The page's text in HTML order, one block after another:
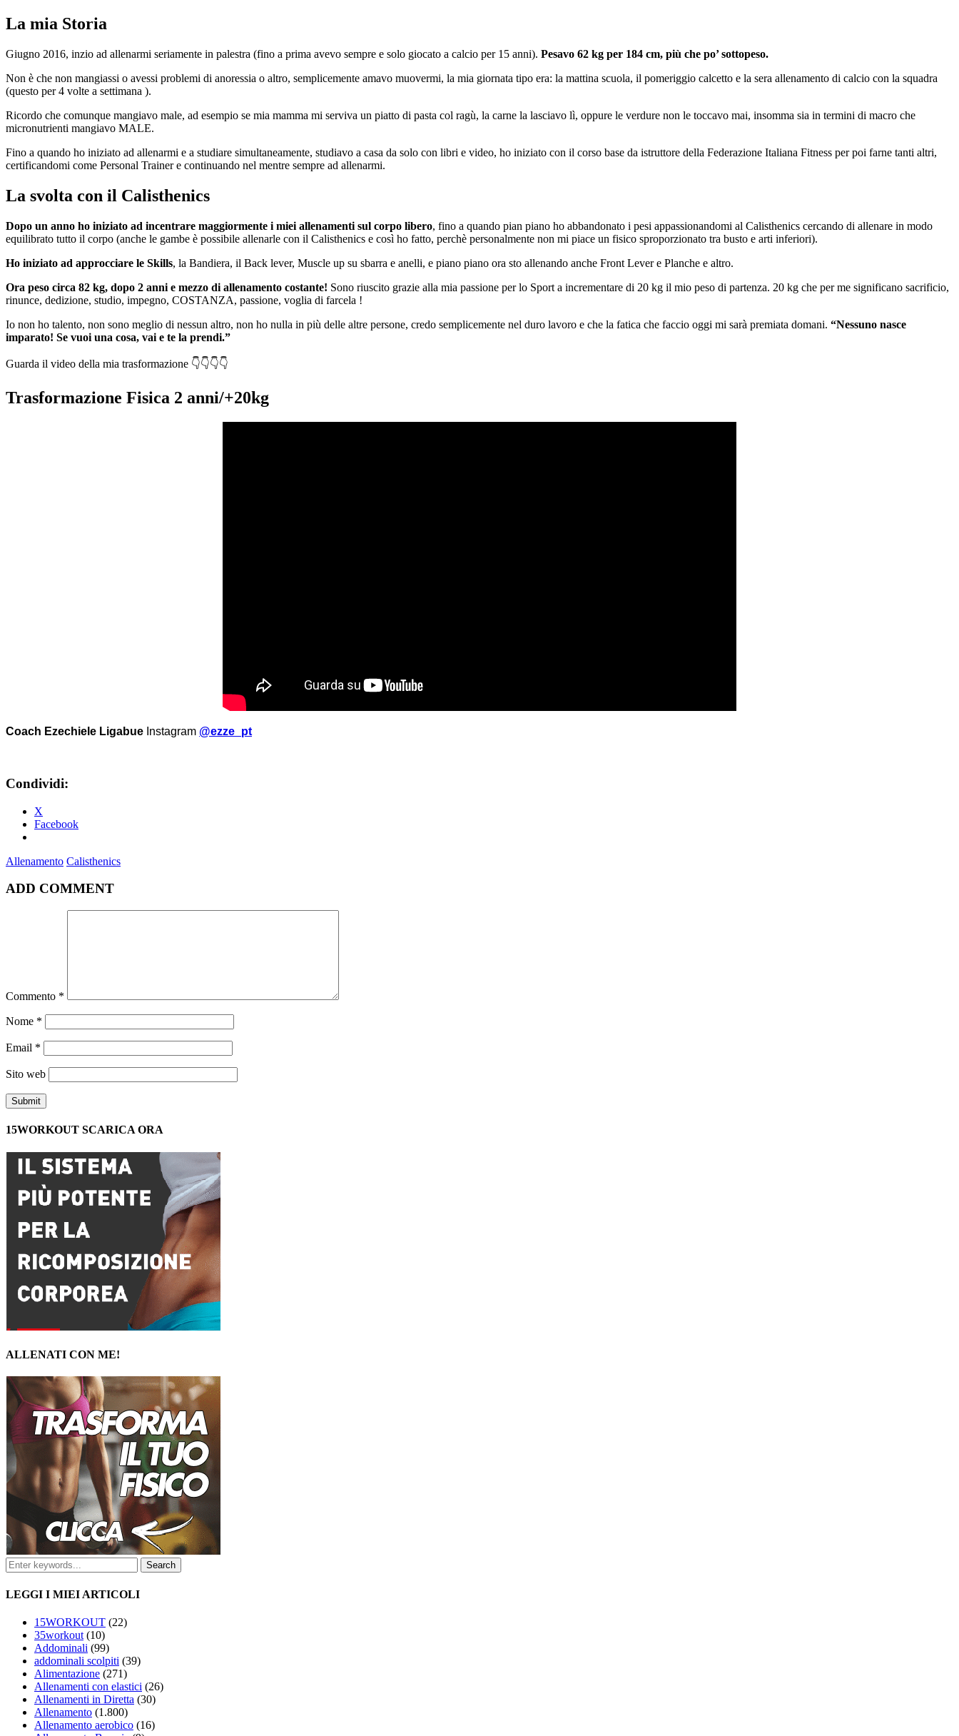
La mia Storia
Giugno 2016, inzio ad allenarmi seriamente in palestra (fino a prima avevo sempre e solo giocato a calcio per 15 anni). Pesavo 62 kg per 184 cm, più che po’ sottopeso.
Non è che non mangiassi o avessi problemi di anoressia o altro, semplicemente amavo muovermi, la mia giornata tipo era: la mattina scuola, il pomeriggio calcetto e la sera allenamento di calcio con la squadra
(questo per 4 volte a settimana ).
Ricordo che comunque mangiavo male, ad esempio se mia mamma mi serviva un piatto di pasta col ragù, la carne la lasciavo lì, oppure le verdure non le toccavo mai, insomma sia in termini di macro che
micronutrienti mangiavo MALE.
Fino a quando ho iniziato ad allenarmi e a studiare simultaneamente, studiavo a casa da solo con libri e video, ho iniziato con il corso base da istruttore della Federazione Italiana Fitness per poi farne tanti altri,
certificandomi come Personal Trainer e continuando nel mentre sempre ad allenarmi.
La svolta con il Calisthenics
Dopo un anno ho iniziato ad incentrare maggiormente i miei allenamenti sul corpo libero, fino a quando pian piano ho abbandonato i pesi appassionandomi al Calisthenics cercando di allenare in modo
equilibrato tutto il corpo (anche le gambe è possibile allenarle con il Calisthenics e così ho fatto, perchè personalmente non mi piace un fisico sproporzionato tra busto e arti inferiori).
Ho iniziato ad approcciare le Skills, la Bandiera, il Back lever, Muscle up su sbarra e anelli, e piano piano ora sto allenando anche Front Lever e Planche e altro.
Ora peso circa 82 kg, dopo 2 anni e mezzo di allenamento costante! Sono riuscito grazie alla mia passione per lo Sport a incrementare di 20 kg il mio peso di partenza. 20 kg che per me significano sacrificio,
rinunce, dedizione, studio, impegno, COSTANZA, passione, voglia di farcela !
Io non ho talento, non sono meglio di nessun altro, non ho nulla in più delle altre persone, credo semplicemente nel duro lavoro e che la fatica che faccio oggi mi sarà premiata domani. “Nessuno nasce
imparato! Se vuoi una cosa, vai e te la prendi.”
Guarda il video della mia trasformazione 👇👇👇👇
Trasformazione Fisica 2 anni/+20kg
Coach Ezechiele Ligabue Instagram @ezze_pt
Condividi:
X
Facebook
Allenamento Calisthenics
ADD COMMENT
Commento *
Nome *
Email *
Sito web
15WORKOUT SCARICA ORA
ALLENATI CON ME!
LEGGI I MIEI ARTICOLI
15WORKOUT (22)
35workout (10)
Addominali (99)
addominali scolpiti (39)
Alimentazione (271)
Allenamenti con elastici (26)
Allenamenti in Diretta (30)
Allenamento (1.800)
Allenamento aerobico (16)